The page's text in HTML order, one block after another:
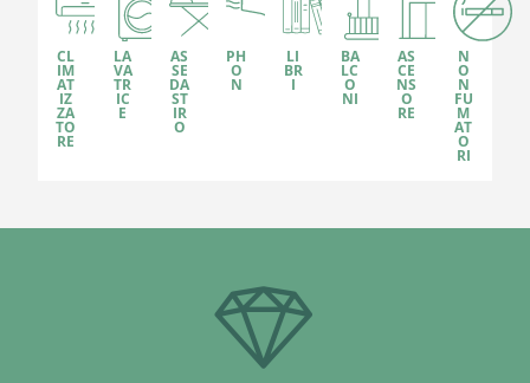
CL
IM
AT
IZ
ZA
TO
RE
LA
VA
TR
IC
E
AS
SE
DA
ST
IR
O
PH
O
N
LI
BR
I
BA
LC
O
NI
AS
CE
NS
O
RE
N
O
N
FU
M
AT
O
RI